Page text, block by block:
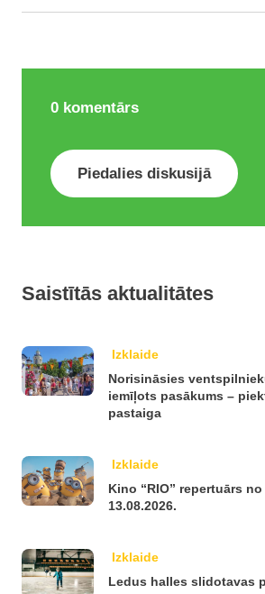
0 komentārs
Piedalies diskusijā
Saistītās aktualitātes
Izklaide
Norisināsies
iemīļots pasākums –
pastaiga
Izklaide
Kino “RIO” repertuārs
13.08.2026.
Izklaide
Ledus halles slidotavas